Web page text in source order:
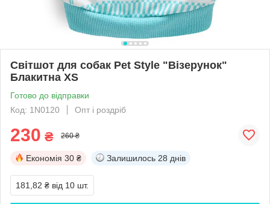
Світшот для собак Pet Style "Візерунок"
Блакитна XS
Готово до відправки
Код: 1N0120
Опт і роздріб
230 ₴ 260 ₴
Економія 30 ₴ Залишилось 28 днів
181,82 ₴ від 10 шт.